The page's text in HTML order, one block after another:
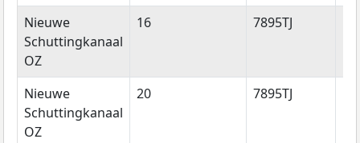
Nieuwe
Schuttingkanaal
OZ
16 7895TJ
Nieuwe
Schuttingkanaal
OZ
20 7895TJ